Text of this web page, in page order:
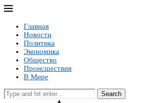
Главная
Новости
Политика
Экономика
Общество
Происшествия
В Мире
Search